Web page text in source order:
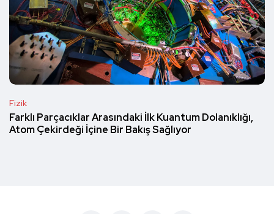
Fizik
Farklı Parçacıklar Arasındaki İlk Kuantum Dolanıklığı,
Atom Çekirdeği İçine Bir Bakış Sağlıyor